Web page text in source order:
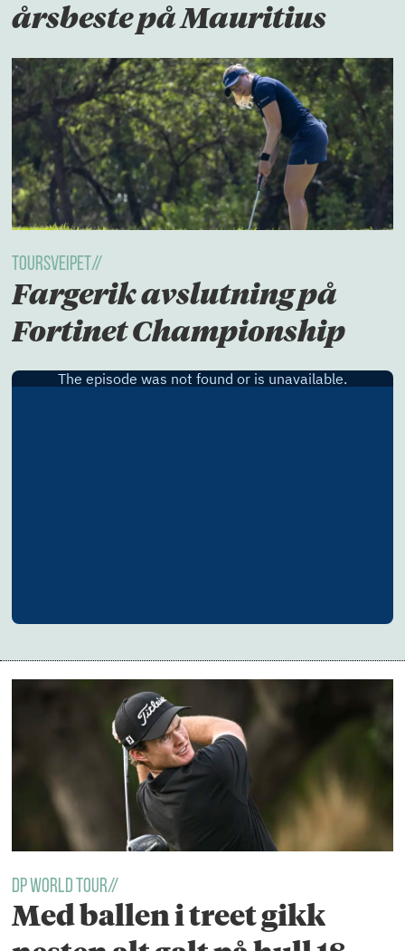
årsbeste på Mauritius
TOURSVEIPET//
Fargerik avslutning på
Fortinet Championship
DP WORLD TOUR//
Med ballen i treet gikk